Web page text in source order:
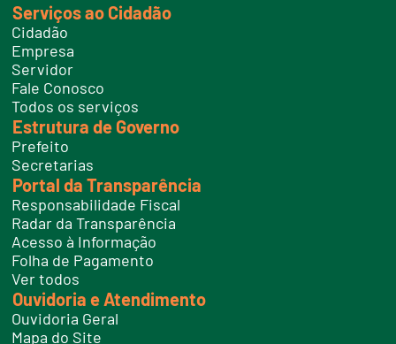
t
e
l
f
o
e
s
Serviços ao Cidadão
Cidadão
Empresa
Servidor
Fale Conosco
Todos os serviços
Estrutura de Governo
Prefeito
Secretarias
Portal da Transparência
Responsabilidade Fiscal
Radar da Transparência
Acesso à Informação
Folha de Pagamento
Ver todos
Ouvidoria e Atendimento
Ouvidoria Geral
Mapa do Site